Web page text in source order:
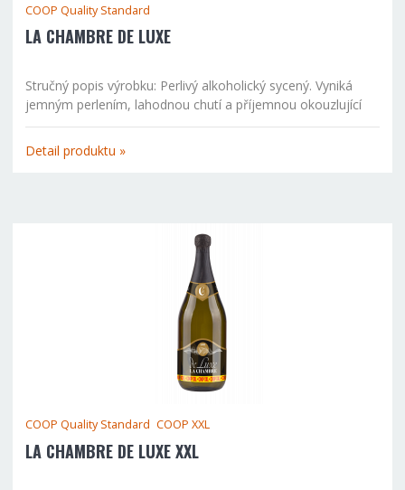
COOP Quality Standard
LA CHAMBRE DE LUXE
Stručný popis výrobku: Perlivý alkoholický sycený. Vyniká
jemným perlením, lahodnou chutí a příjemnou okouzlující
vůní. Moderní uzávěr umožní opakovaně uzavřít láhev a
uchovat plnou kvalitu výrobku pro další sklenku. Složení...
Detail produktu »
COOP Quality Standard COOP XXL
LA CHAMBRE DE LUXE XXL